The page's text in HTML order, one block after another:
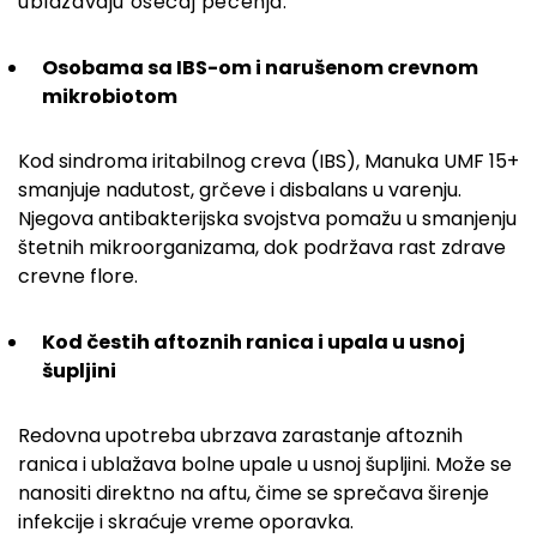
Osobama sa IBS-om i narušenom crevnom
mikrobiotom
Kod sindroma iritabilnog creva (IBS), Manuka UMF 15+
smanjuje nadutost, grčeve i disbalans u varenju.
Njegova antibakterijska svojstva pomažu u smanjenju
štetnih mikroorganizama, dok podržava rast zdrave
crevne flore.
Kod čestih aftoznih ranica i upala u usnoj
šupljini
Redovna upotreba ubrzava zarastanje aftoznih
ranica i ublažava bolne upale u usnoj šupljini. Može se
nanositi direktno na aftu, čime se sprečava širenje
infekcije i skraćuje vreme oporavka.